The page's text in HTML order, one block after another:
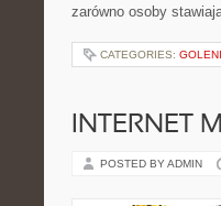
zarówno osoby
CATEGORIES:
INTERNET
POSTED BY ADMIN